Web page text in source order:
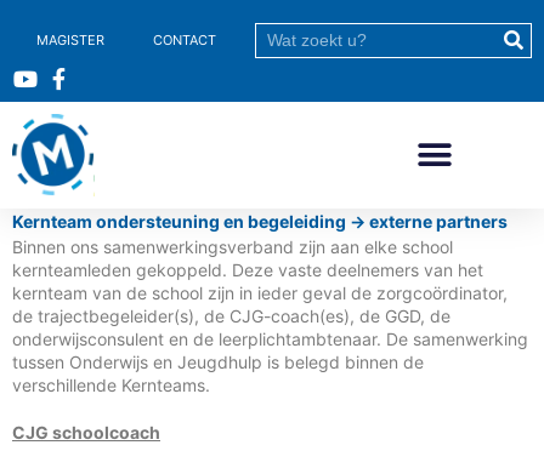
MAGISTER CONTACT
Kernteam ondersteuning en begeleiding -> externe partners
Binnen ons samenwerkingsverband zijn aan elke school
kernteamleden gekoppeld. Deze vaste deelnemers van het
kernteam van de school zijn in ieder geval de zorgcoördinator,
de trajectbegeleider(s), de CJG-coach(es), de GGD, de
onderwijsconsulent en de leerplichtambtenaar. De samenwerking
tussen Onderwijs en Jeugdhulp is belegd binnen de
verschillende Kernteams.
CJG schoolcoach